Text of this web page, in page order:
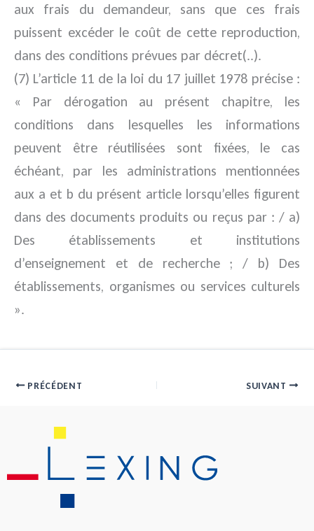
aux frais du demandeur, sans que ces frais
puissent excéder le coût de cette reproduction,
dans des conditions prévues par décret(..).
(7) L’article 11 de la loi du 17 juillet 1978 précise :
« Par dérogation au présent chapitre, les
conditions dans lesquelles les informations
peuvent être réutilisées sont fixées, le cas
échéant, par les administrations mentionnées
aux a et b du présent article lorsqu’elles figurent
dans des documents produits ou reçus par : / a)
Des établissements et institutions
d’enseignement et de recherche ; / b) Des
établissements, organismes ou services culturels
».
PRÉCÉDENT SUIVANT